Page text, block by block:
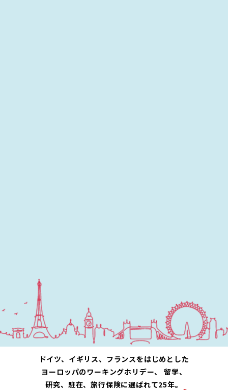
ドイツ、イギリス、フランスをはじめとした
ヨーロッパのワーキングホリデー、
留学、
研究、駐在、旅行保険に選ばれて25年。